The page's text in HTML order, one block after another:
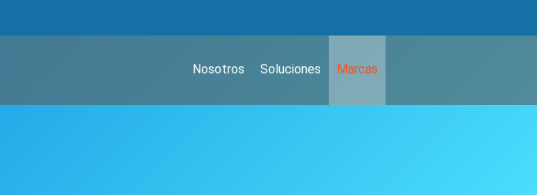
Marcas
Soluciones
Nosotros